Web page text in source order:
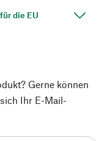
die EU
Gerne können
Ihr E-Mail-